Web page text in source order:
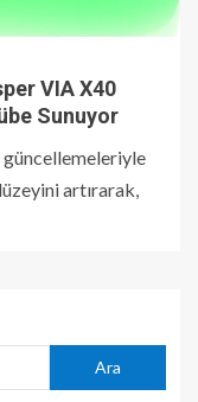
VIA X40
Sunuyor
artırarak,
Ara